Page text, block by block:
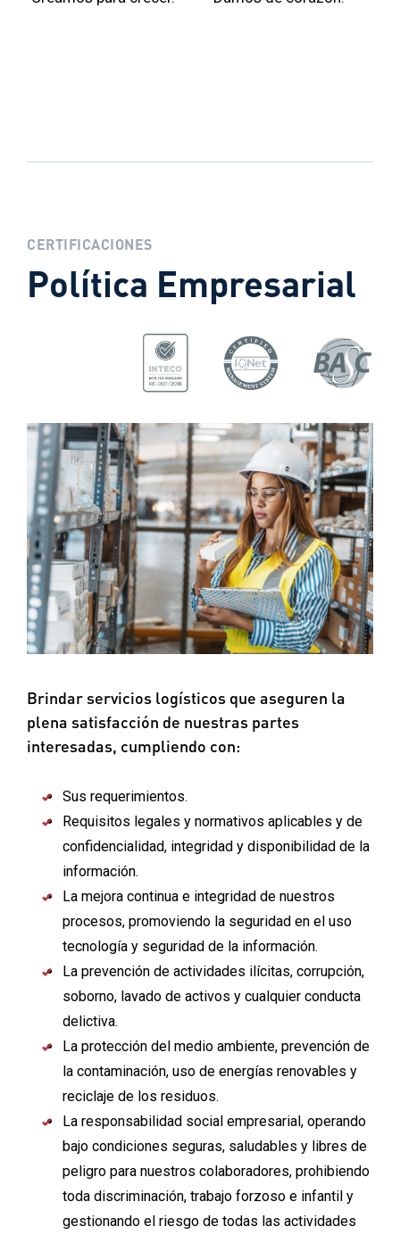
CERTIFICACIONES
Política Empresarial
Brindar servicios logísticos que aseguren la
plena satisfacción de nuestras partes
interesadas, cumpliendo con:
Sus requerimientos.
Requisitos legales y normativos aplicables y de
confidencialidad, integridad y disponibilidad de la
información.
La mejora continua e integridad de nuestros
procesos, promoviendo la seguridad en el uso
tecnología y seguridad de la información.
La prevención de actividades ilícitas, corrupción,
soborno, lavado de activos y cualquier conducta
delictiva.
La protección del medio ambiente, prevención de
la contaminación, uso de energías renovables y
reciclaje de los residuos.
La responsabilidad social empresarial, operando
bajo condiciones seguras, saludables y libres de
peligro para nuestros colaboradores, prohibiendo
toda discriminación, trabajo forzoso e infantil y
gestionando el riesgo de todas las actividades